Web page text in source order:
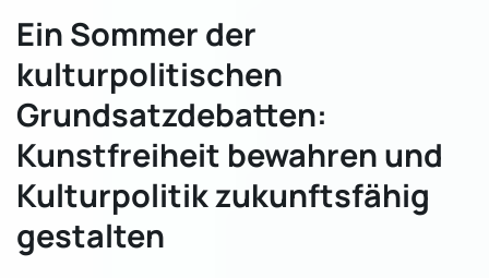
Ein Sommer der
kulturpolitischen
Grundsatzdebatten:
Kunstfreiheit bewahren und
Kulturpolitik zukunftsfähig
gestalten